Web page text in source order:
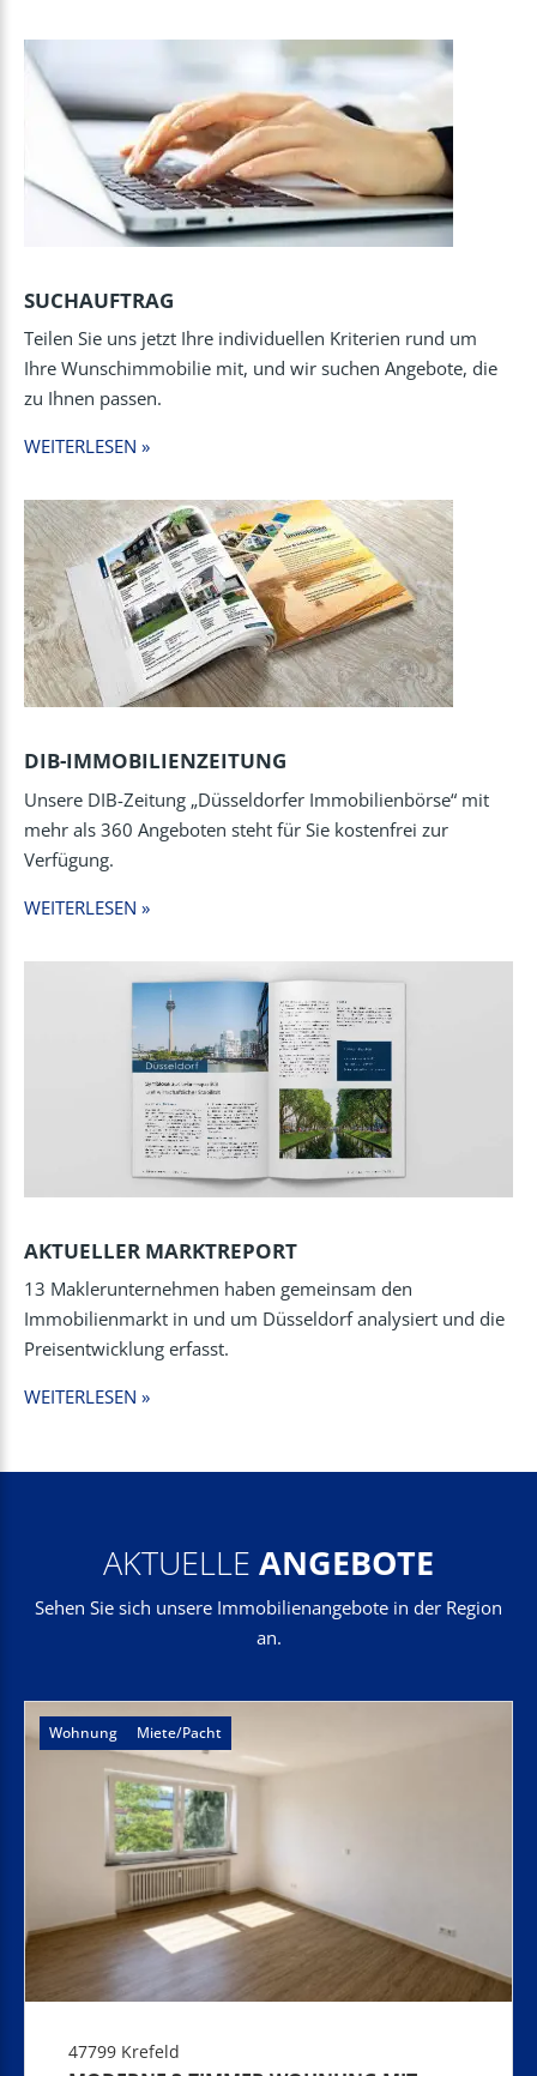
SUCHAUFTRAG
Teilen Sie uns jetzt Ihre individuellen Kriterien rund um
Ihre Wunschimmobilie mit, und wir suchen Angebote, die
zu Ihnen passen.
WEITERLESEN »
DIB-IMMOBILIENZEITUNG
Unsere DIB-Zeitung „Düsseldorfer Immobilienbörse“ mit
mehr als 360 Angeboten steht für Sie kostenfrei zur
Verfügung.
WEITERLESEN »
AKTUELLER MARKTREPORT
13 Maklerunternehmen haben gemeinsam den
Immobilienmarkt in und um Düsseldorf analysiert und die
Preisentwicklung erfasst.
WEITERLESEN »
AKTUELLE ANGEBOTE
Sehen Sie sich unsere Immobilienangebote in der Region
an.
Wohnung Miete/Pacht
47799 Krefeld